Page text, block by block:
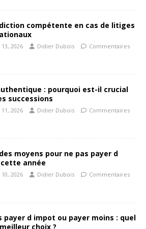
compétente en cas de litiges
2026 Didier Dubois
Commentaires
: pourquoi est-il crucial
successions
2026 Didier Dubois
Commentaires
moyens pour ne pas payer d
année
2026 Didier Dubois
Commentaires
payer d impot ou payer moins : quel
choix ?